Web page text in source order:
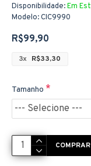
Disponibilidade:Em
Modelo:CIC9990
R$99,90
3x R$33,30
Tamanho
COMPRAR